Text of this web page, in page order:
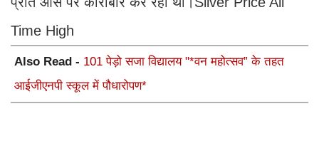
Time High
Also Read - 101 पेड़ो सजा विद्यालय "*वन महोत्सव” के तहत
आईजीएनपी स्कूल में पौधारोपण*